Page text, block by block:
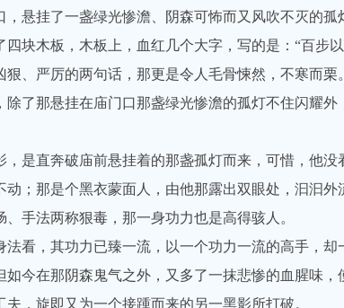
挂了一盏绿光惨澹、阴森可怖而又风吹不灭的孤
木板，木板上，血红几个大字，写的是：“百步
严厉的两句话，那更是令人毛骨悚然，不寒而栗。
那悬挂在庙门口那盏绿光惨澹的孤灯不住闪耀外
直奔破庙前悬挂着的那盏孤灯而来，可惜，他没
那是个黑衣蒙面人，由他那露出双眼处，汩汩外
法两称狠毒，那一身功力也是高得骇人。
，其功力已臻一流，以一个功力一流的高手，却
在那阴森鬼气之外，又多了一抹悲惨的血腥味，
旋即又为一个接踵而来的另一黑影所打破。